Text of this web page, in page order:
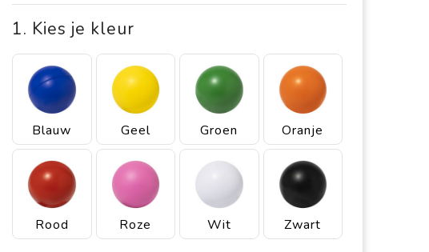
1. Kies je kleur
Blauw Geel Groen Oranje
Rood Roze Wit Zwart